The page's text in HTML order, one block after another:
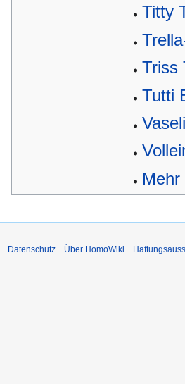
Titty
Triss
Tutti
Datenschutz Über HomoWiki